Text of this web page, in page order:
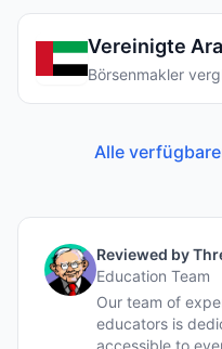
Vereinigte
Börsenmakler
Alle
Reviewed by
Education Team
Our team of
educators is
accessible to